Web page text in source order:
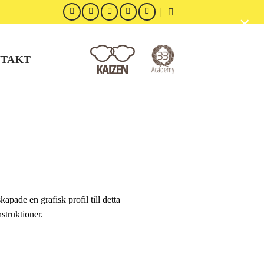
en grafisk profil till detta
×